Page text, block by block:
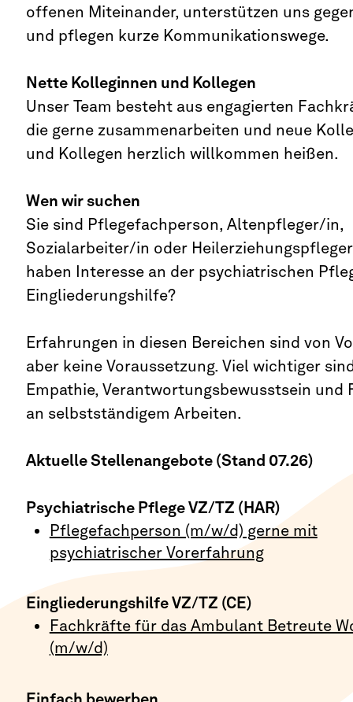
offenen Miteinander, unterstützen uns
und pflegen kurze Kommunikationswege.
Nette Kolleginnen und Kollegen
Unser Team besteht aus engagierten
die gerne zusammenarbeiten und neue
und Kollegen herzlich willkommen heißen.
Wen wir suchen
Sie sind Pflegefachperson, Altenpfleger/in,
Sozialarbeiter/in oder
haben Interesse an der psychiatrischen
Eingliederungshilfe?
Erfahrungen in diesen Bereichen sind von
aber keine Voraussetzung. Viel wichtiger
Empathie, Verantwortungsbewusstsein und
an selbstständigem Arbeiten.
Aktuelle Stellenangebote (Stand 07.26)
Psychiatrische Pflege VZ/TZ (HAR)
Pflegefachperson (m/w/d) gerne mit
psychiatrischer Vorerfahrung
Eingliederungshilfe VZ/TZ (CE)
Fachkräfte für das Ambulant Betreute
(m/w/d)